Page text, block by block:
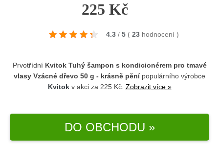
225 Kč
4.3 / 5 ( 23 hodnocení )
Prvotřídní Kvitok Tuhý šampon s kondicionérem pro tmavé
vlasy Vzácné dřevo 50 g - krásně pěnípopulárního výrobce
Kvitokv akci za 225 Kč. Zobrazit více »
DO OBCHODU »